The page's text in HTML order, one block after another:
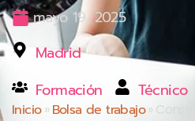
mayo 19, 2025
Madrid
Formación
Técnico
Inicio» Bolsa de trabajo»